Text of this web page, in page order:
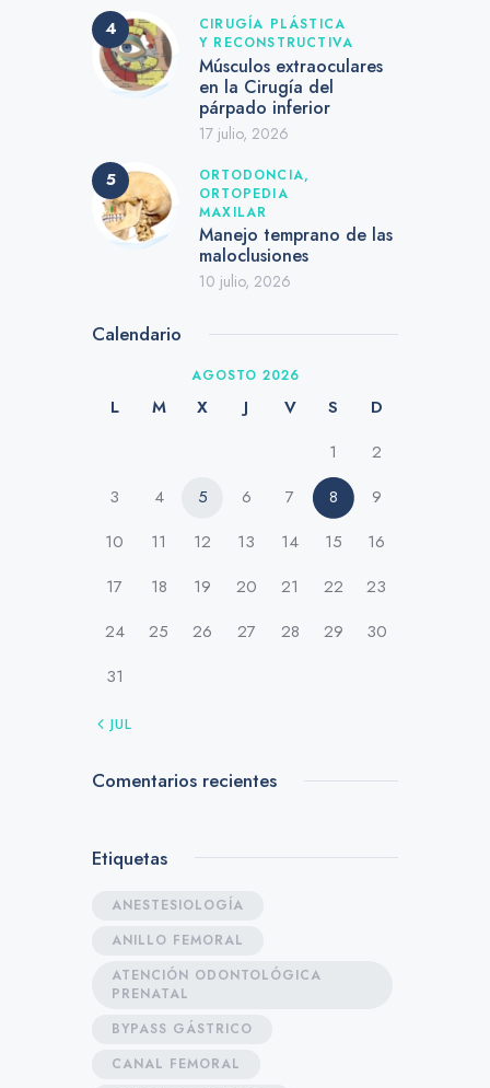
CIRUGÍA PLÁSTICA
Y RECONSTRUCTIVA
Músculos extraoculares
en la Cirugía del
párpado inferior
17 julio, 2026
ORTODONCIA,
ORTOPEDIA
MAXILAR
Manejo temprano de las
maloclusiones
10 julio, 2026
Calendario
AGOSTO 2026
L M X J V S
D
1
2
3
4 5 6 7 8
9
10
11 12 13 14 15
16
17
18 19 20 21 22
23
24
25 26 27 28 29
30
31
« JUL
Comentarios recientes
Etiquetas
ANESTESIOLOGÍA
ANILLO FEMORAL
ATENCIÓN ODONTOLÓGICA
PRENATAL
BYPASS GÁSTRICO
CANAL FEMORAL